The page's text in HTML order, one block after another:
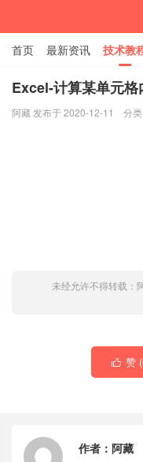
首页 最新资讯 技术教
杂谈随笔
Excel-计算某单元
阿藏 发布于 2020-12-11 分类
未经允许不得转载：
 赞 (
作者： 阿藏